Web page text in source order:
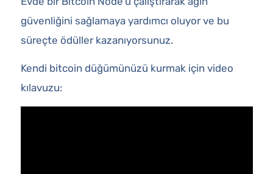
güvenliğini sağlamaya yardımcı oluyor ve bu
süreçte ödüller kazanıyorsunuz.
Kendi bitcoin düğümünüzü kurmak için video
kılavuzu: